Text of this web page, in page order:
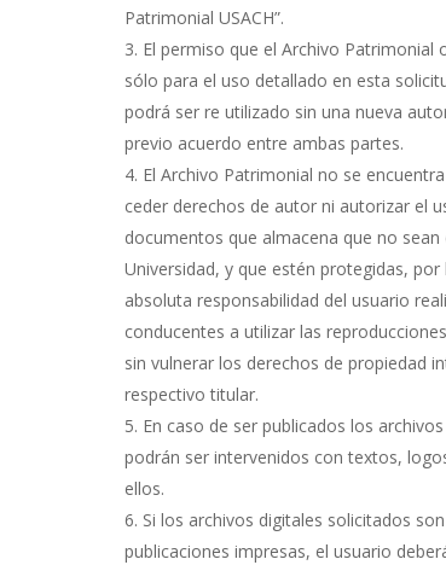
Patrimonial USACH”.
El permiso que el Archivo Patrimonial
sólo para el uso detallado en esta
podrá ser re utilizado sin una nueva
previo acuerdo entre ambas partes.
El Archivo Patrimonial no se
ceder derechos de autor ni autorizar el
documentos que almacena que no sean
Universidad, y que estén protegidas,
absoluta responsabilidad del usuario
conducentes a utilizar las
sin vulnerar los derechos de propiedad
respectivo titular.
En caso de ser publicados los
podrán ser intervenidos con textos,
ellos.
Si los archivos digitales solicitados
publicaciones impresas, el usuario